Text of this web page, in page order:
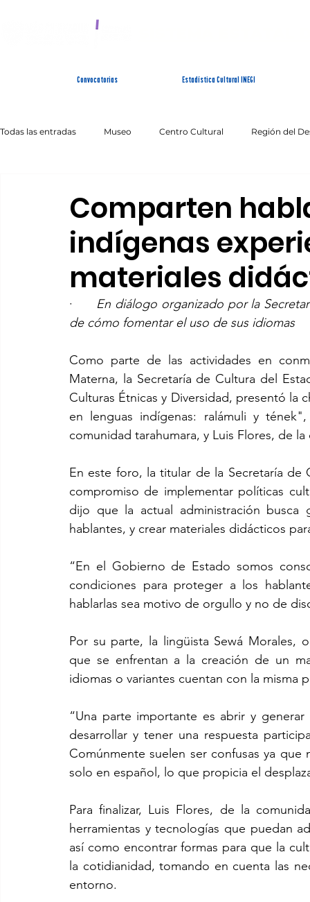
Convocatorias Estadística Cultural INEGI
Todas las entradas Museo Centro Cultural Región del
Comparten
indígenas
materiales
· En diálogo organizado por la
de cómo fomentar el uso de sus idiomas
Como parte de las actividades en
Materna, la Secretaría de Cultura del
Culturas Étnicas y Diversidad, presentó la
en lenguas indígenas: ralámuli y
comunidad tarahumara, y Luis Flores, de
En este foro, la titular de la Secretaría de
compromiso de implementar políticas
dijo que la actual administración busca
hablantes, y crear materiales didácticos
“En el Gobierno de Estado somos
condiciones para proteger a los
hablarlas sea motivo de orgullo y no de
Por su parte, la lingüista Sewá Morales,
que se enfrentan a la creación de un
idiomas o variantes cuentan con la misma
“Una parte importante es abrir y
desarrollar y tener una respuesta
Comúnmente suelen ser confusas ya
solo en español, lo que propicia el
Para finalizar, Luis Flores, de la
herramientas y tecnologías que puedan
así como encontrar formas para que la
la cotidianidad, tomando en cuenta las
entorno.